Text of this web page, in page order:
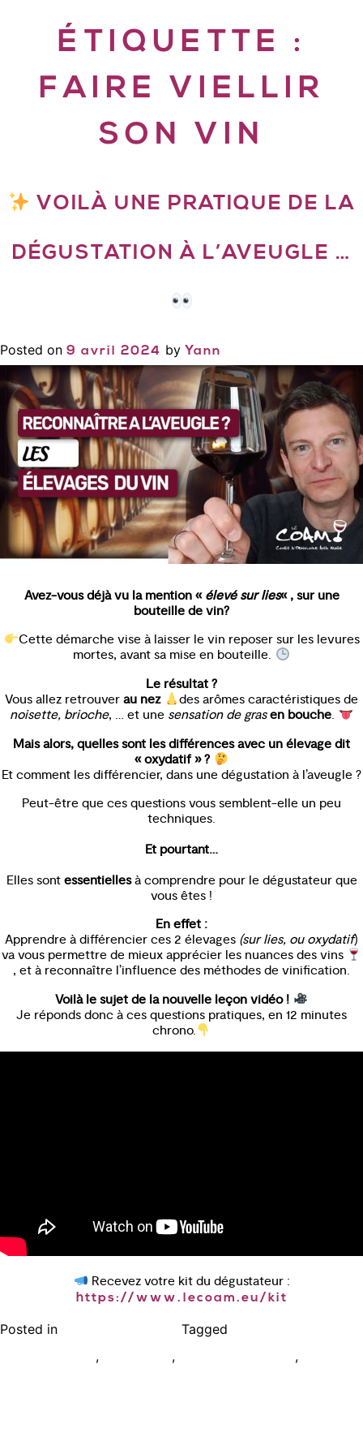
ÉTIQUETTE :
FAIRE VIELLIR
SON VIN
VOILÀ UNE PRATIQUE DE LA
DÉGUSTATION À L’AVEUGLE …
Posted on 9 avril 2024 by Yann
Avez-vous déjà vu la mention « élevé sur lies« , sur une
bouteille de vin?
Cette démarche vise à laisser le vin reposer sur les levures
mortes, avant sa mise en bouteille.
Le résultat ?
Vous allez retrouverau nez
des arômes caractéristiques de
noisette, brioche, … et une sensation de gras en bouche.
Mais alors, quelles sont les différences avec un élevage dit
« oxydatif » ?
Et comment les différencier, dans une dégustation à l’aveugle ?
Peut-être que ces questions vous semblent-elle un peu
techniques.
Et pourtant…
​Elles sont essentiellesà comprendre pour le dégustateur que
vous êtes !
En effet :
Apprendre à différencier ces 2 élevages (sur lies, ou oxydatif)
va vous permettre de mieux apprécier les nuances des vins
, et à reconnaître l’influence des méthodes de vinification.
Voilà le sujet de la nouvelle leçon vidéo !
Je réponds donc à ces questions pratiques, en 12 minutes
chrono.
Recevez votre kit du dégustateur :
https://www.lecoam.eu/kit
Posted in Tagged
, , ,